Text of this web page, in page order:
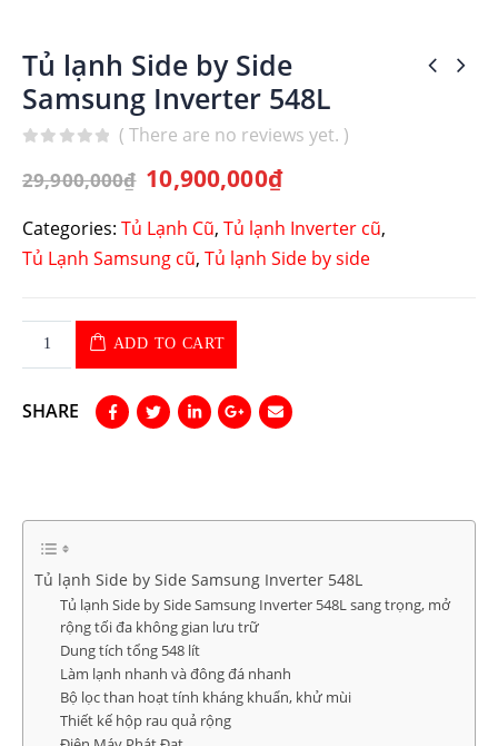
Tủ lạnh Side by Side
Samsung Inverter 548L
( There are no reviews yet. )
29,900,000₫ 10,900,000₫
Categories: Tủ Lạnh Cũ, Tủ lạnh Inverter cũ,
Tủ Lạnh Samsung cũ, Tủ lạnh Side by side
ADD TO CART
SHARE
Tủ lạnh Side by Side Samsung Inverter 548L
Tủ lạnh Side by Side Samsung Inverter 548L sang trọng, mở
rộng tối đa không gian lưu trữ
Dung tích tổng 548 lít
Làm lạnh nhanh và đông đá nhanh
Bộ lọc than hoạt tính kháng khuẩn, khử mùi
Thiết kế hộp rau quả rộng